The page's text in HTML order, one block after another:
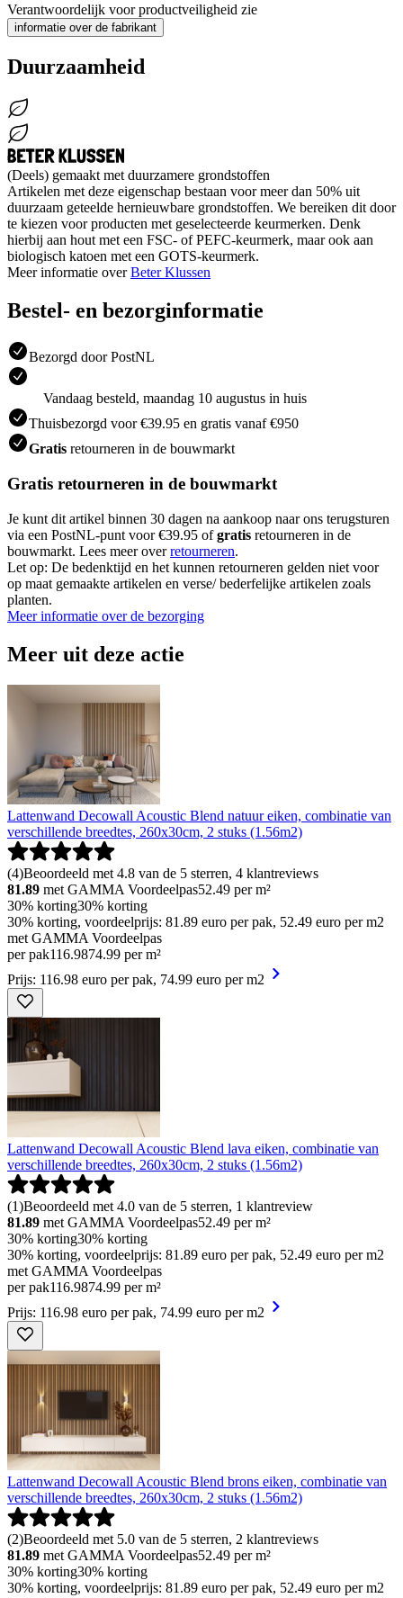
Verantwoordelijk voor productveiligheid zie
informatie over de fabrikant
Duurzaamheid
(Deels) gemaakt met duurzamere grondstoffen
Artikelen met deze eigenschap bestaan voor meer dan 50% uit
duurzaam geteelde hernieuwbare grondstoffen. We bereiken dit door
te kiezen voor producten met geselecteerde keurmerken. Denk
hierbij aan hout met een FSC- of PEFC-keurmerk, maar ook aan
biologisch katoen met een GOTS-keurmerk.
Meer informatie overBeter Klussen
Bestel- en bezorginformatie
Bezorgd door PostNL
Vandaag besteld, maandag 10 augustus in huis
Thuisbezorgd voor €39.95 en gratis vanaf €950
Gratis retourneren in de bouwmarkt
Gratis retourneren in de bouwmarkt
Je kunt dit artikel binnen 30 dagen na aankoop naar ons terugsturen
via een PostNL-punt voor €39.95 ofgratis retourneren in de
bouwmarkt. Lees meer overretourneren.
Let op: De bedenktijd en het kunnen retourneren gelden niet voor
op maat gemaakte artikelen en verse/ bederfelijke artikelen zoals
planten.
Meer informatie over de bezorging
Meer uit deze actie
Lattenwand Decowall Acoustic Blend natuur eiken, combinatie van
verschillende breedtes, 260x30cm, 2 stuks (1.56m2)
(4)Beoordeeld met 4.8 van de 5 sterren, 4 klantreviews
81.89 met GAMMA Voordeelpas52.49 per m²
30% korting30% korting
30% korting, voordeelprijs: 81.89 euro per pak, 52.49 euro per m2
met GAMMA Voordeelpas
per pak116.9874.99 per m²
Prijs: 116.98 euro per pak, 74.99 euro per m2
Lattenwand Decowall Acoustic Blend lava eiken, combinatie van
verschillende breedtes, 260x30cm, 2 stuks (1.56m2)
(1)Beoordeeld met 4.0 van de 5 sterren, 1 klantreview
81.89 met GAMMA Voordeelpas52.49 per m²
30% korting30% korting
30% korting, voordeelprijs: 81.89 euro per pak, 52.49 euro per m2
met GAMMA Voordeelpas
per pak116.9874.99 per m²
Prijs: 116.98 euro per pak, 74.99 euro per m2
Lattenwand Decowall Acoustic Blend brons eiken, combinatie van
verschillende breedtes, 260x30cm, 2 stuks (1.56m2)
(2)Beoordeeld met 5.0 van de 5 sterren, 2 klantreviews
81.89 met GAMMA Voordeelpas52.49 per m²
30% korting30% korting
30% korting, voordeelprijs: 81.89 euro per pak, 52.49 euro per m2